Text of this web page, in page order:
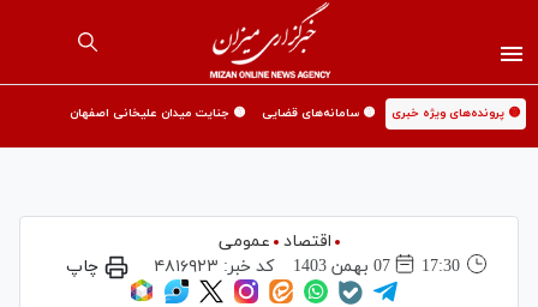
🟡 پرونده‌های ویژه خبری 🟡 سامانه‌های قضایی 🟡 جنایت میدان علیخانی اصفهان
اقتصاد
عمومی
17:30
07 بهمن 1403 کد خبر: ۴۸۱۶۹۲۳ چاپ